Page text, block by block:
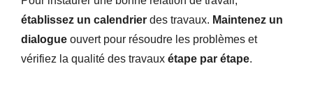
établissez un calendrier des travaux. Maintenez un
dialogue ouvert pour résoudre les problèmes et
vérifiez la qualité des travaux étape par étape.